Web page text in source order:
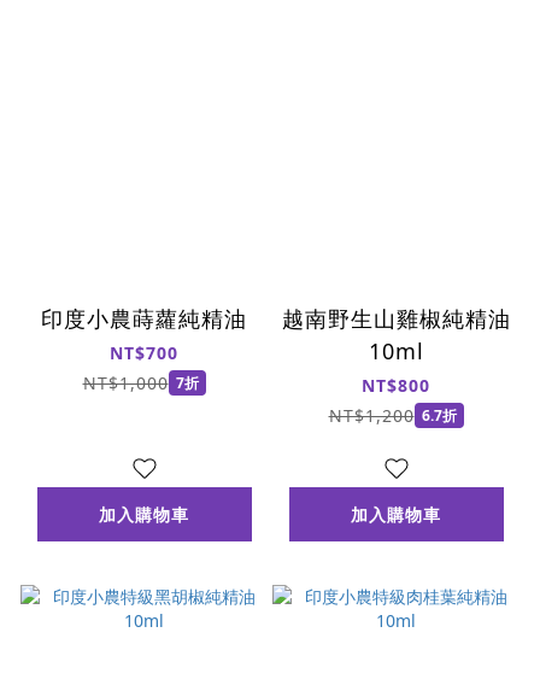
印度小農蒔蘿純精油
NT$700
NT$1,000 7折
加入購物車
越南野生山雞椒純精油
10ml
NT$800
NT$1,200 6.7折
加入購物車